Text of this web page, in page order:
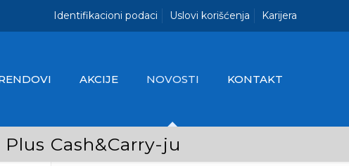
Identifikacioni podaci Uslovi korišćenja Karijera
AKCIJE NOVOSTI KONTAKT
Cash&Carry-ju